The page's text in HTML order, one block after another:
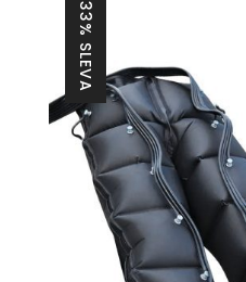
33% SLEVA